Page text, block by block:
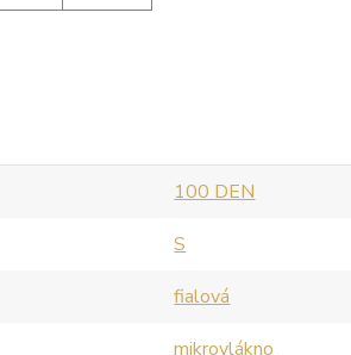
100 DEN
S
fialová
mikrovlákno